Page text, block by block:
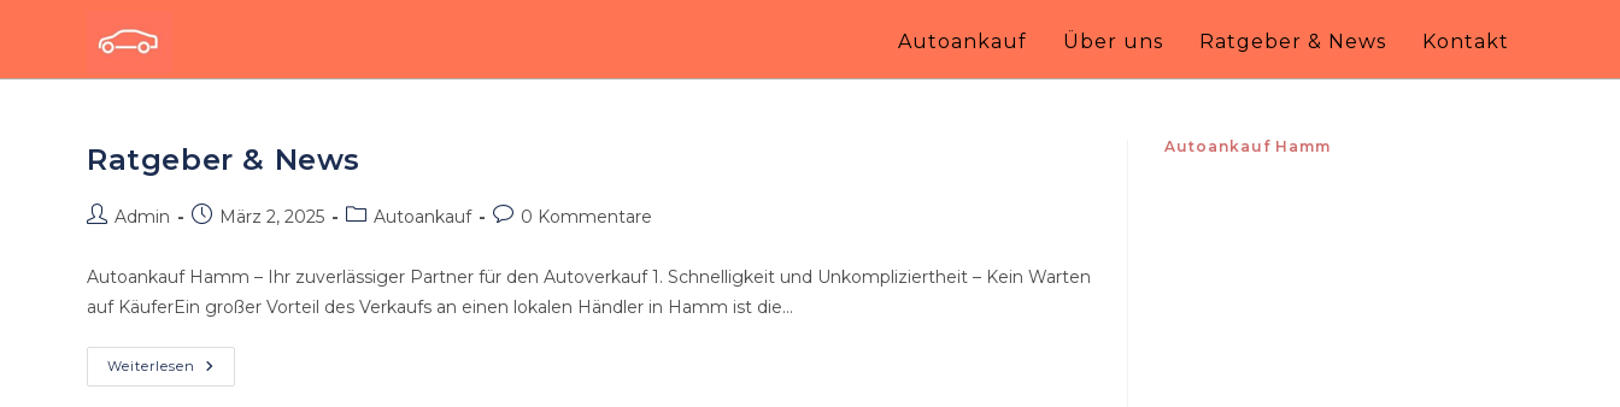
springen
Autoankauf Über uns Ratgeber & News Kontakt
Ratgeber & News
Beitrags-
Admin
BeitragMärz 2, 2025
Beitrags-
Autoankauf
Beitrags-
0 Kommentare
Autoankauf Hamm – Ihr zuverlässiger Partner für den Autoverkauf 1. Schnelligkeit und Unkompliziertheit – Kein Warten
auf KäuferEin großer Vorteil des Verkaufs an einen lokalen Händler in Hamm ist die…
Weiterlesen Ratgeber
&
Autoankauf Hamm